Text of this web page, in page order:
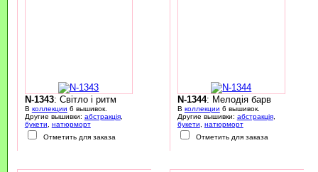
N-1343: Світло і ритм
В коллекции 6 вышивок.
Другие вышивки: абстракція,
букети
натюрморт
Отметить для заказа
N-1344: Мелодія барв
В коллекции 6 вышивок.
Другие вышивки: абстракція,
букети
натюрморт
Отметить для заказа